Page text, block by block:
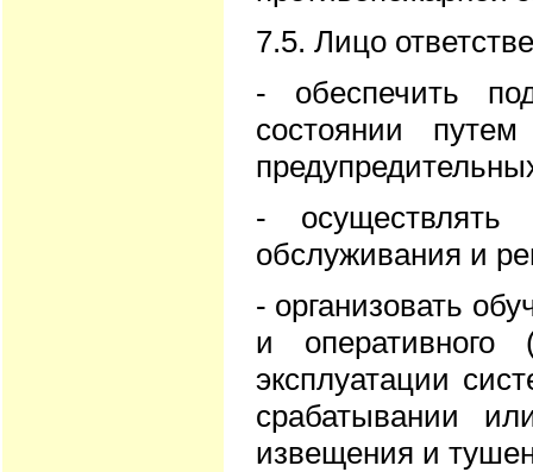
7.5. Лицо
- обеспечить
состоянии
- осуществлять
обслуживания и
- организовать
и оперативного
эксплуатации
срабатывании
извещения и